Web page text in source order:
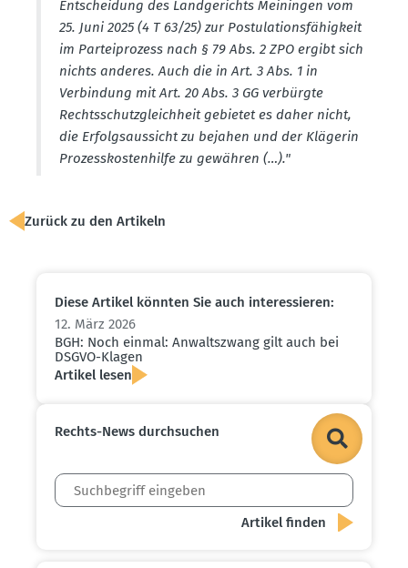
Entscheidung des Landge­richts Meiningen vom
25. Juni 2025 (4 T 63/25) zur Postu­la­ti­ons­fä­higkeit
im Partei­prozess nach § 79 Abs. 2 ZPO ergibt sich
nichts anderes. Auch die in Art. 3 Abs. 1 in
Verbindung mit Art. 20 Abs. 3 GG verbürgte
Rechts­schutz­gleichheit gebietet es daher nicht,
die Erfolgs­aus­sicht zu bejahen und der Klägerin
Prozess­kos­ten­hilfe zu gewähren (…)."
Zurück zu den Artikeln
Diese Artikel könnten Sie auch inter­es­sieren:
12. März 2026
BGH: Noch einmal: Anwalts­zwang gilt auch bei
DSGVO-Klagen
Artikel lesen
Rechts-News durch­suchen